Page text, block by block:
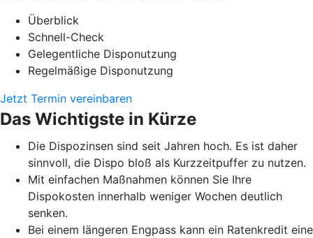
Überblick
Schnell-Check
Gelegentliche Disponutzung
Regelmäßige Disponutzung
Jetzt Termin vereinbaren
Das Wichtigste in Kürze
Die Dispozinsen sind seit Jahren hoch. Es ist daher
sinnvoll, die Dispo bloß als Kurzzeitpuffer zu nutzen.
Mit einfachen Maßnahmen können Sie Ihre
Dispokosten innerhalb weniger Wochen deutlich
senken.
Bei einem längeren Engpass kann ein Ratenkredit eine